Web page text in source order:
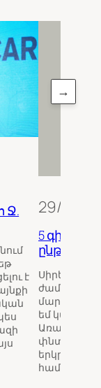
Ջ.
է
29/12/
5 գիրք
Սիրելի՛
եմ կարդալ
Առաջինը՝
փնտրելու
երկրորդը՝
համար։
→